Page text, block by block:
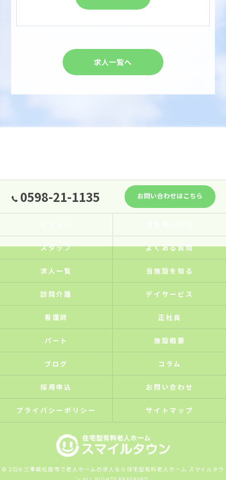
求人一覧へ
0598-21-1135 お問い合わせはこちら
スタッフ よくある質問
求人一覧 当施設を知る
訪問介護 デイサービス
看護師 正社員
パート 施設概要
ブログ コラム
採用申込 お問い合わせ
プライバシーポリシー サイトマップ
© 2026 三重県松阪市で老人ホームの求人なら住宅型有料老人ホーム スマイルタウ